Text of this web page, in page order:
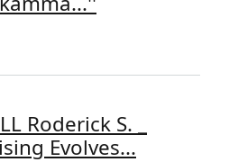
Roderick S. _
Evolves...